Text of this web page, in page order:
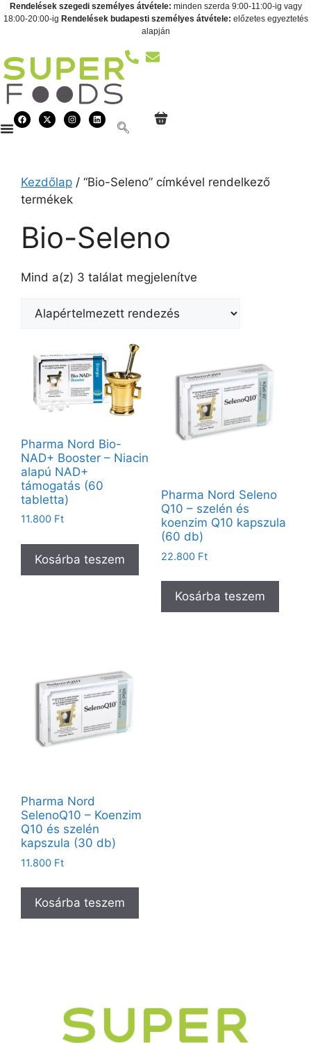
Rendelések szegedi személyes átvétele: minden szerda 9:00-11:00-ig vagy
18:00-20:00-ig Rendelések budapesti személyes átvétele: előzetes egyeztetés
alapján
Kezdőlap / “Bio-Seleno” címkével rendelkező
termékek
Bio-Seleno
Mind a(z) 3 találat megjelenítve
Pharma Nord Bio-
NAD+ Booster – Niacin
alapú NAD+
támogatás (60
tabletta)
11.800 Ft
Kosárba teszem
Pharma Nord Seleno
Q10 – szelén és
koenzim Q10 kapszula
(60 db)
22.800 Ft
Kosárba teszem
Pharma Nord
SelenoQ10 – Koenzim
Q10 és szelén
kapszula (30 db)
11.800 Ft
Kosárba teszem